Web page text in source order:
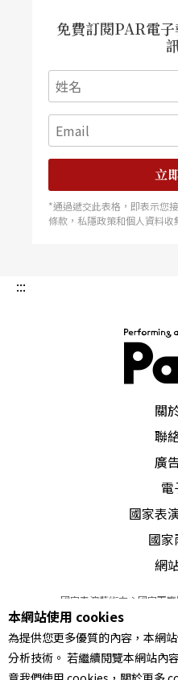
免費訂閱PAR電
立
*通過遞交此表格，即表示您
條款，私隱政策和個人資料收
:::
關
聯
廣
電
國家表
國
網
國家表演藝術中心國家兩
© 2022Performing arts
統一編號 Tax Id
本站所提供相關演出資訊，如
服務條款｜隱
本網站使用 cookies
為提供您更多優質的內容，本網
分析技術。 若繼續閱覽本網站內